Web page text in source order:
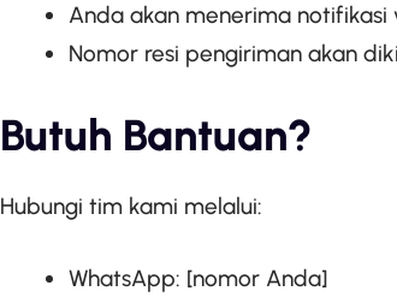
Anda akan menerima notifikasi
Nomor resi pengiriman akan
Butuh Bantuan?
Hubungi tim kami melalui:
WhatsApp: [nomor Anda]